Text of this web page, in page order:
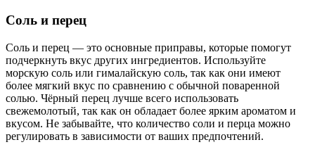
Соль и перец
Соль и перец — это основные приправы, которые помогут
подчеркнуть вкус других ингредиентов. Используйте
морскую соль или гималайскую соль, так как они имеют
более мягкий вкус по сравнению с обычной поваренной
солью. Чёрный перец лучше всего использовать
свежемолотый, так как он обладает более ярким ароматом и
вкусом. Не забывайте, что количество соли и перца можно
регулировать в зависимости от ваших предпочтений.